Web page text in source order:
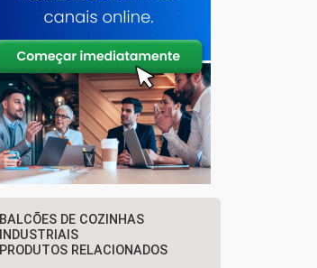
BALCÕES DE COZINHAS
INDUSTRIAIS
PRODUTOS RELACIONADOS